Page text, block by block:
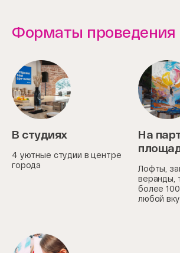
Форматы проведения
В студиях
4 уютные студии в центре
города
На
Лофты,
веранды,
более
любой